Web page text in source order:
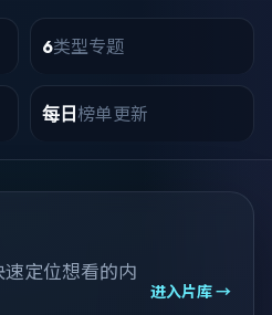
6类型专题
每日 榜单更新
定位想看的内
进入片库 →